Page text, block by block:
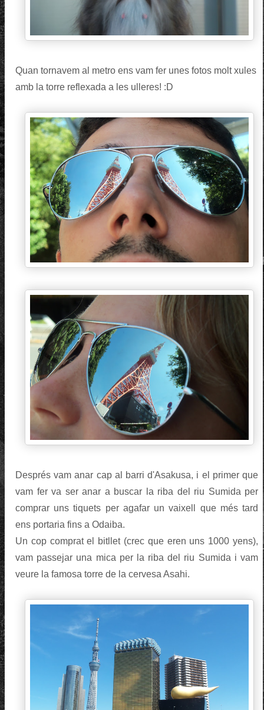
Quan tornavem al metro ens vam fer unes fotos molt xules
amb la torre reflexada a les ulleres! :D
Després vam anar cap al barri d'Asakusa, i el primer que
vam fer va ser anar a buscar la riba del riu Sumida per
comprar uns tiquets per agafar un vaixell que més tard
ens portaria fins a Odaiba.
Un cop comprat el bitllet (crec que eren uns 1000 yens),
vam passejar una mica per la riba del riu Sumida i vam
veure la famosa torre de la cervesa Asahi.